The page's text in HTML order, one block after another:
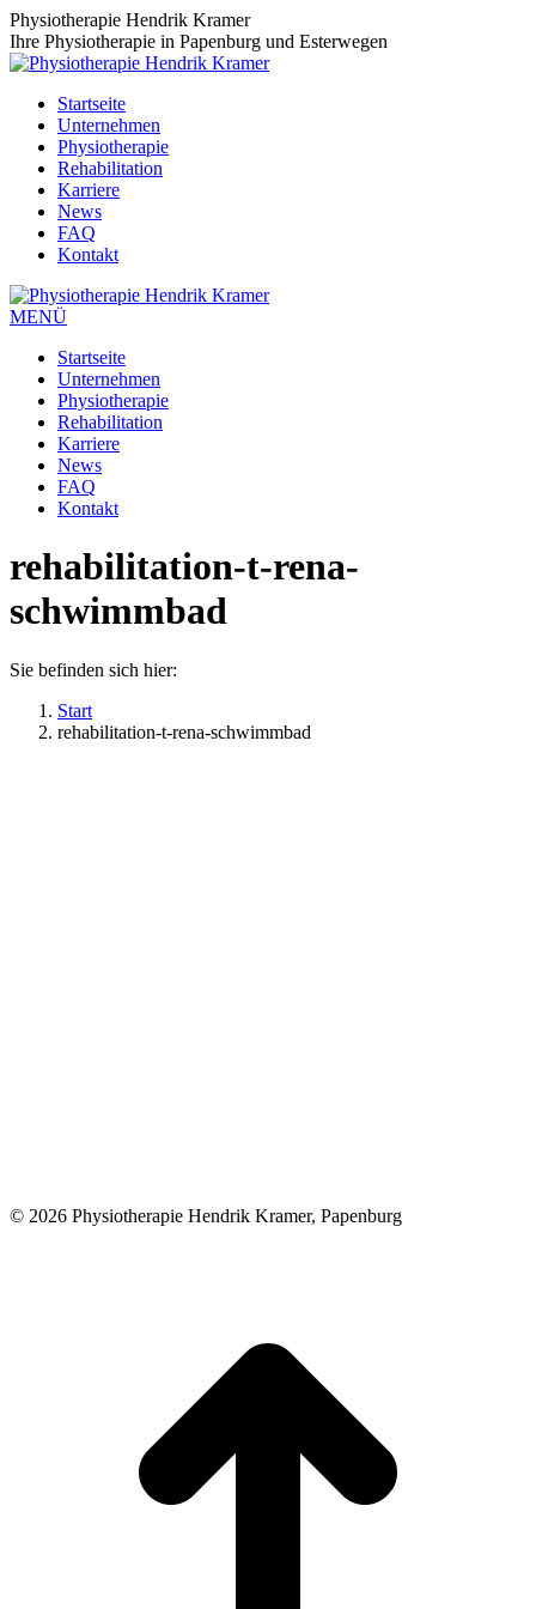
Zum
Inhalt
springen
Physiotherapie Hendrik Kramer
Ihre Physiotherapie in Papenburg und Esterwegen
Startseite
Unternehmen
Physiotherapie
Rehabilitation
Karriere
News
FAQ
Kontakt
MENÜ
Startseite
Unternehmen
Physiotherapie
Rehabilitation
Karriere
News
FAQ
Kontakt
rehabilitation-t-rena-
schwimmbad
Sie befinden sich hier:
Start
rehabilitation-t-rena-schwimmbad
© 2026 Physiotherapie Hendrik Kramer, Papenburg